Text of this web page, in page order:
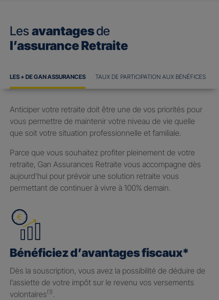
Les avantagesde
l’assurance Retraite
LES + DE GAN ASSURANCES TAUX DE PARTICIPATION AUX BÉNÉFICES
Anticiper votre retraite doit être une de vos priorités pour
vous permettre de maintenir votre niveau de vie quelle
que soit votre situation professionnelle et familiale.
Parce que vous souhaitez profiter pleinement de votre
retraite, Gan Assurances Retraite vous accompagne dès
aujourd’hui pour prévoir une solution retraite vous
permettant de continuer à vivre à 100% demain.
Bénéficiez d’avantages fiscaux*
Dès la souscription, vous avez la possibilité de déduire de
l’assiette de votre impôt sur le revenu vos versements
volontaires(1).